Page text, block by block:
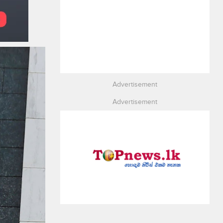
Advertisement
Advertisement